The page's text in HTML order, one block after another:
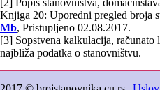
Knjiga 20: Uporedni pregled broja
Mb, Pristupljeno 02.08.2017.
[3] Sopstvena kalkulacija,
najbliža podatka o stanovništvu.